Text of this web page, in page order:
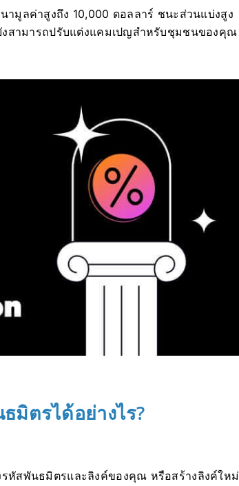
มูลค่าสูงถึง 10,000 ดอลลาร์ ชนะส่วนแบ่งสูง
สามารถปรับแต่งแคมเปญสำหรับชุมชนของคุณ
มิตรได้อย่างไร?
หัสพันธมิตรและลิงค์ของคุณ หรือสร้างลิงค์ใหม่